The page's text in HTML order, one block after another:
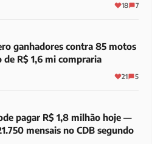
18 7
ganhadores contra 85 motos
de R$ 1,6 mi compraria
21 5
pagar R$ 1,8 milhão hoje —
mensais no CDB segundo